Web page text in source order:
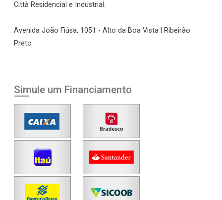
Città Residencial e Industrial.
Avenida João Fiúsa, 1051 - Alto da Boa Vista | Ribeirão
Preto
Simule um Financiamento